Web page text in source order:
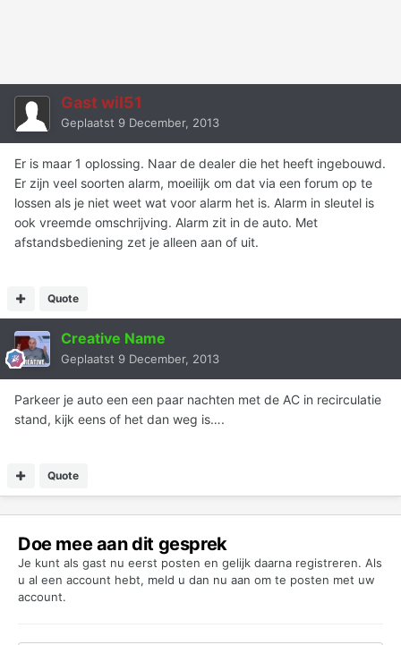
Gast wil51
Geplaatst 9 December, 2013
Er is maar 1 oplossing. Naar de dealer die het heeft ingebouwd.
Er zijn veel soorten alarm, moeilijk om dat via een forum op te
lossen als je niet weet wat voor alarm het is. Alarm in sleutel is
ook vreemde omschrijving. Alarm zit in de auto. Met
afstandsbediening zet je alleen aan of uit.
Quote
Creative Name
Geplaatst 9 December, 2013
Parkeer je auto een een paar nachten met de AC in recirculatie
stand, kijk eens of het dan weg is….
Quote
Doe mee aan dit gesprek
Je kunt als gast nu eerst posten en gelijk daarna registreren. Als
u al een account hebt, meld u dan nu aan om te posten met uw
account.